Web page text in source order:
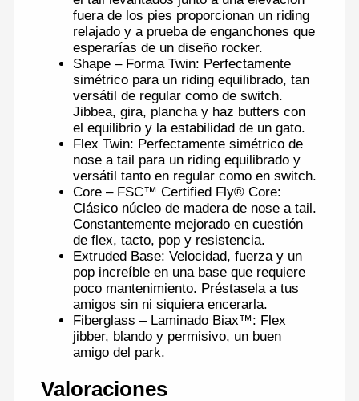
fuera de los pies proporcionan un riding
relajado y a prueba de enganchones que
esperarías de un diseño rocker.
Shape – Forma Twin: Perfectamente
simétrico para un riding equilibrado, tan
versátil de regular como de switch.
Jibbea, gira, plancha y haz butters con
el equilibrio y la estabilidad de un gato.
Flex Twin: Perfectamente simétrico de
nose a tail para un riding equilibrado y
versátil tanto en regular como en switch.
Core – FSC™ Certified Fly® Core:
Clásico núcleo de madera de nose a tail.
Constantemente mejorado en cuestión
de flex, tacto, pop y resistencia.
Extruded Base: Velocidad, fuerza y un
pop increíble en una base que requiere
poco mantenimiento. Préstasela a tus
amigos sin ni siquiera encerarla.
Fiberglass – Laminado Biax™: Flex
jibber, blando y permisivo, un buen
amigo del park.
Valoraciones